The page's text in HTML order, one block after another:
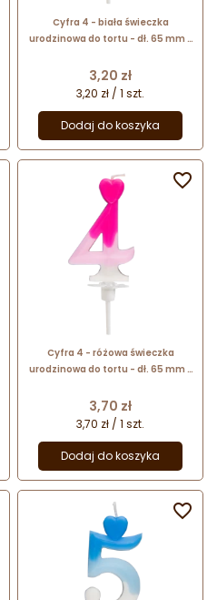
Cyfra 4 - biała świeczka
urodzinowa do tortu - dł. 65 mm -
Cena
3,20 zł
3,20 zł / 1 szt.
Dodaj do koszyka
Cyfra 4 - różowa świeczka
urodzinowa do tortu - dł. 65 mm -
Cena
3,70 zł
3,70 zł / 1 szt.
Dodaj do koszyka

